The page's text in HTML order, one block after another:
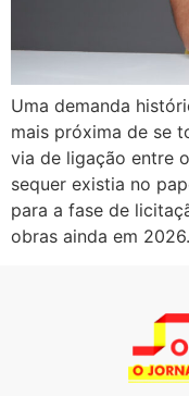
Uma demanda
mais próxima de se
via de ligação entre
sequer existia no
para a fase de
obras ainda em